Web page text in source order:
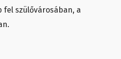
szülővárosában, a